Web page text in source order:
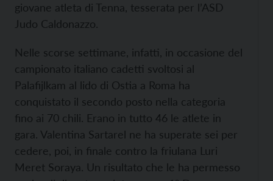
giovane atleta di Tenna, tesserata per l’ASD
Judo Caldonazzo.
Nelle scorse settimane, infatti, in occasione del
campionato italiano cadetti svoltosi al
Palafijlkam al lido di Ostia a Roma ha
conquistato il secondo posto nella categoria
fino ai 70 chili. Erano in tutto 46 le atlete in
gara. Valentina Sartarel ne ha superate sei per
cedere, poi, in finale contro la friulana Luri
Meret Soraya. Un risultato che le ha permesso